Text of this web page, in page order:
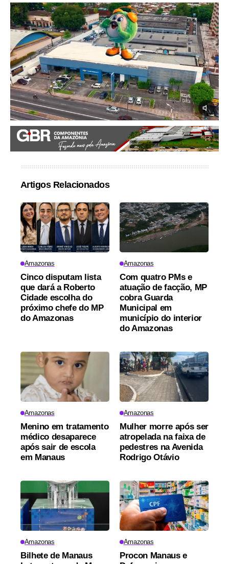
Artigos Relacionados
Amazonas
Cinco disputam lista
que dará a Roberto
Cidade escolha do
próximo chefe do MP
do Amazonas
Amazonas
Com quatro PMs e
atuação de facção, MP
cobra Guarda
Municipal em
município do interior
do Amazonas
Amazonas
Menino em tratamento
médico desaparece
após sair de escola
em Manaus
Amazonas
Mulher morre após ser
atropelada na faixa de
pedestres na Avenida
Rodrigo Otávio
Amazonas
Bilhete de Manaus
Amazonas
Procon Manaus e